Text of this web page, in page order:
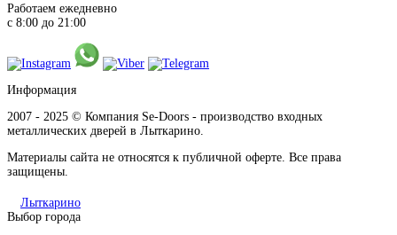
Работаем ежедневно
с 8:00 до 21:00
Информация
2007 - 2025 © Компания Se-Doors - производство входных
металлических дверей в Лыткарино.
Материалы сайта не относятся к публичной оферте. Все права
защищены.
Лыткарино
Выбор города